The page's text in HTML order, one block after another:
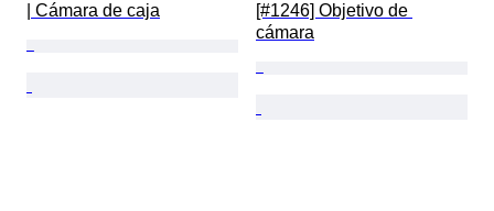
| Cámara de caja
[#1246] Objetivo de
cámara